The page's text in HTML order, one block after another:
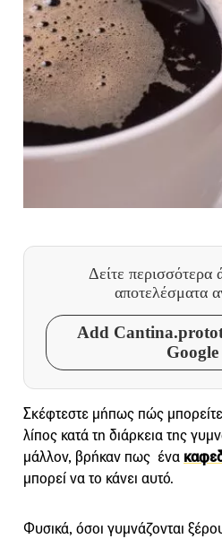
Δείτε περισσότερα
αποτελέσματα
Add
Google
Σκέφτεστε μήπως πώς
λίπος κατά τη διάρκεια της
μάλλον, βρήκαν πως ένα
μπορεί να το κάνει αυτό.
Φυσικά, όσοι γυμνάζονται